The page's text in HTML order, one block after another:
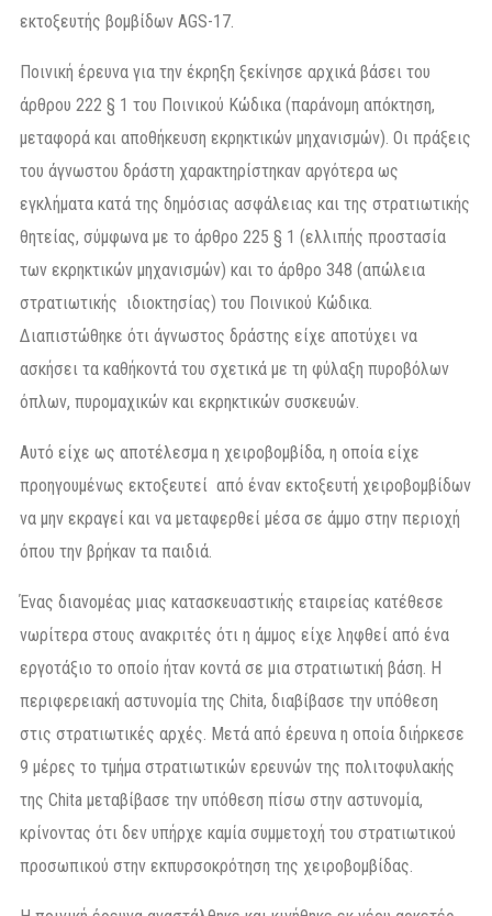
εκτοξευτής βομβίδων AGS-17.
Ποινική έρευνα για την έκρηξη ξεκίνησε αρχικά βάσει του
άρθρου 222 § 1 του Ποινικού Κώδικα (παράνομη απόκτηση,
μεταφορά και αποθήκευση εκρηκτικών μηχανισμών). Οι πράξεις
του άγνωστου δράστη χαρακτηρίστηκαν αργότερα ως
εγκλήματα κατά της δημόσιας ασφάλειας και της στρατιωτικής
θητείας, σύμφωνα με το άρθρο 225 § 1 (ελλιπής προστασία
των εκρηκτικών μηχανισμών) και το άρθρο 348 (απώλεια
στρατιωτικής ιδιοκτησίας) του Ποινικού Κώδικα.
Διαπιστώθηκε ότι άγνωστος δράστης είχε αποτύχει να
ασκήσει τα καθήκοντά του σχετικά με τη φύλαξη πυροβόλων
όπλων, πυρομαχικών και εκρηκτικών συσκευών.
Αυτό είχε ως αποτέλεσμα η χειροβομβίδα, η οποία είχε
προηγουμένως εκτοξευτεί από έναν εκτοξευτή χειροβομβίδων
να μην εκραγεί και να μεταφερθεί μέσα σε άμμο στην περιοχή
όπου την βρήκαν τα παιδιά.
Ένας διανομέας μιας κατασκευαστικής εταιρείας κατέθεσε
νωρίτερα στους ανακριτές ότι η άμμος είχε ληφθεί από ένα
εργοτάξιο το οποίο ήταν κοντά σε μια στρατιωτική βάση. Η
περιφερειακή αστυνομία της Chita, διαβίβασε την υπόθεση
στις στρατιωτικές αρχές. Μετά από έρευνα η οποία διήρκεσε
9 μέρες το τμήμα στρατιωτικών ερευνών της πολιτοφυλακής
της Chita μεταβίβασε την υπόθεση πίσω στην αστυνομία,
κρίνοντας ότι δεν υπήρχε καμία συμμετοχή του στρατιωτικού
προσωπικού στην εκπυρσοκρότηση της χειροβομβίδας.